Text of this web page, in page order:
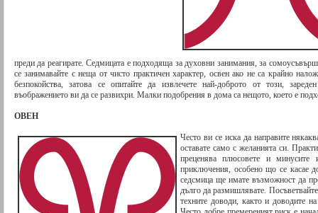
преди да реагирате. Седмицата е подходяща за духовни занимания, за
се занимавайте с неща от чисто практичен характер, освен ако не са крайно
безпокойства, затова се опитайте да извлечете най-доброто от този,
въображението ви да се развихри. Малки подобрения в дома са нещото, което е
ОВЕН
Често ви се иска да направите
оставате само с желанията си.
преценява плюсовете и
приключения, особено що се касае
седсмица ще имате възможност да
дълго да размишлявате.
техните доводи, както и доводите